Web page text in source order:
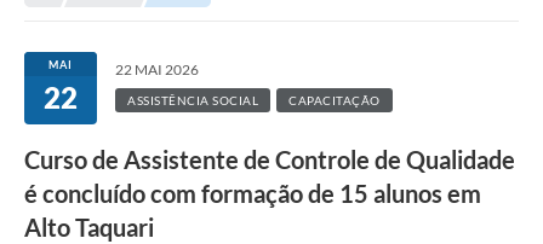
MAI
22
22 MAI 2026
ASSISTÊNCIA SOCIAL CAPACITAÇÃO
Curso de Assistente de Controle de Qualidade
é concluído com formação de 15 alunos em
Alto Taquari